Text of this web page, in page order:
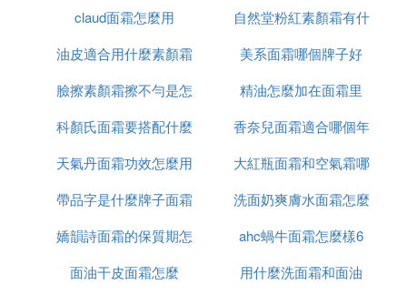
香精，讓寶寶能夠在冬天安全護理嬌嫩的肌膚。
總而言之，若需要給寶寶選購冬天護理面霜，建議寶
另外，為防購買到假冒偽劣產品，傷害寶寶健康，建
議購買產品時通過正規、可靠的途徑購買。
4. 寶寶紅臉蛋用什麼面霜好，專治寶寶蘋
果臉面霜
由於氣候的影響，冬季的空氣往往是比較乾燥的，所
以很多寶寶在冬季臉蛋就紅紅的，摸起來很粗糙，甚
至會起皮乾裂，此時家長們可以給寶寶塗抹面霜就能
claud面霜怎麼用
自然堂粉紅素顏霜有什
麼功效
油皮適合用什麼素顏霜
和氣墊
美系面霜哪個牌子好
臉擦素顏霜擦不勻是怎
麼回事啊
精油怎麼加在面霜里
科顏氏面霜要搭配什麼
用
香奈兒面霜適合哪個年
齡段
天氣丹面霜功效怎麼用
大紅瓶面霜和空氣霜哪
個好
帶品字是什麼牌子面霜
洗面奶爽膚水面霜怎麼
用法
嬌韻詩面霜的保質期怎
麼看
ahc蝸牛面霜怎麼樣6
面油干皮面霜怎麼
用什麼洗面霜和面油